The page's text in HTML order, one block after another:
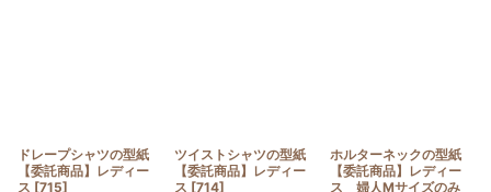
ドレープシャツの型紙
【委託商品】レディー
ス [715]
ツイストシャツの型紙
【委託商品】レディー
ス [714]
ホルターネックの型紙
【委託商品】レディー
ス 婦人Mサイズのみ